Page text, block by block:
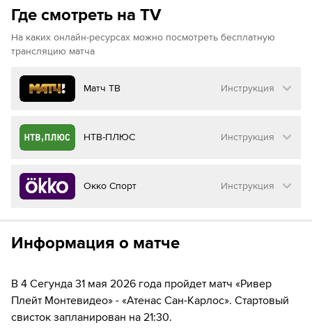
Где смотреть на TV
На каких онлайн-ресурсах можно посмотреть бесплатную
трансляцию матча
Матч ТВ Инструкция
Как смотреть бесплатно трансляцию матча
Матч ТВ
Инструкция
Перейдите на сайт МАТЧ ТВ
Далее нажмите на«Создать учетную запись в
Введите вашу электронную почту
Выберите тариф за 1₽ и нажмите
НТВ-ПЛЮС Инструкция
Как смотреть бесплатно трансляцию матча
на НТВ ПЛЮС
Перейдите на сайт НТВ ПЛЮС
Далее нажмите на«Создать учетную запись в
НТВ ПЛЮС»
Окко Спорт Инструкция
на Окко ТВ
Перейдите на сайт ОККО ТВ
Нажмите на кнопку«Оформить подписку»
Информация о матче
В 4 Сегунда 31 мая 2026 года пройдет матч «Ривер
Плейт Монтевидео» - «Атенас Сан-Карлос». Стартовый
свисток запланирован на 21:30.